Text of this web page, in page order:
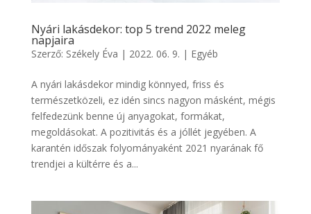
Nyári lakásdekor: top 5 trend 2022 meleg
napjaira
Szerző: Székely Éva | 2022. 06. 9. | Egyéb
A nyári lakásdekor mindig könnyed, friss és
természetközeli, ez idén sincs nagyon másként, mégis
felfedezünk benne új anyagokat, formákat,
megoldásokat. A pozitivitás és a jóllét jegyében. A
karantén időszak folyományaként 2021 nyarának fő
trendjei a kültérre és a...